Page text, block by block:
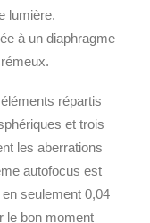
lumière.
à un diaphragme
répartis
et trois
les aberrations
autofocus est
seulement 0,04
le bon moment